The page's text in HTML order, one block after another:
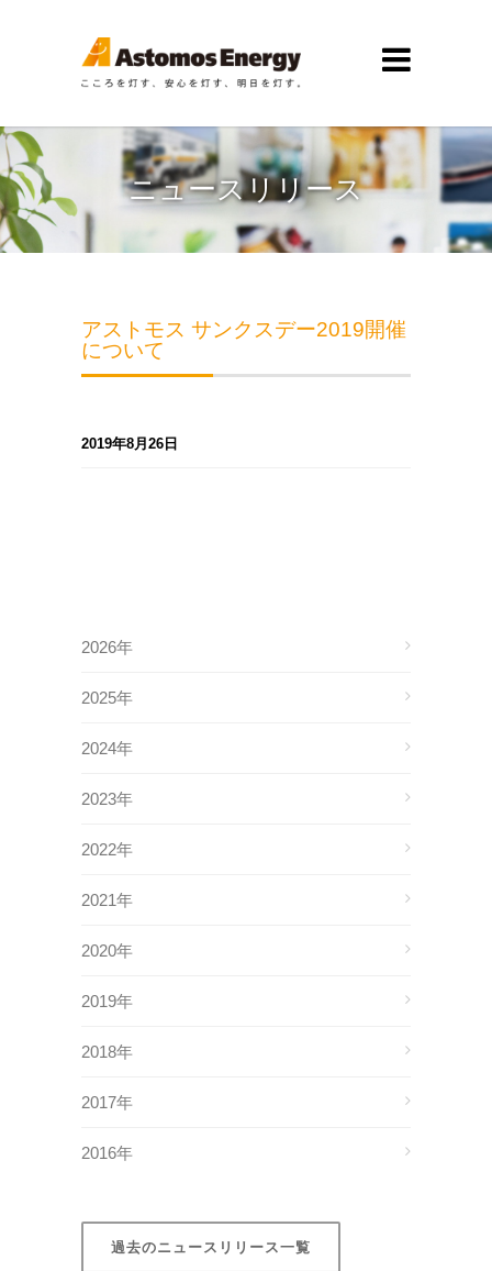
ニュースリリース
アストモス サンクスデー2019開催
について
2019年8月26日
2026年
2025年
2024年
2023年
2022年
2021年
2020年
2019年
2018年
2017年
2016年
過去のニュースリリース一覧